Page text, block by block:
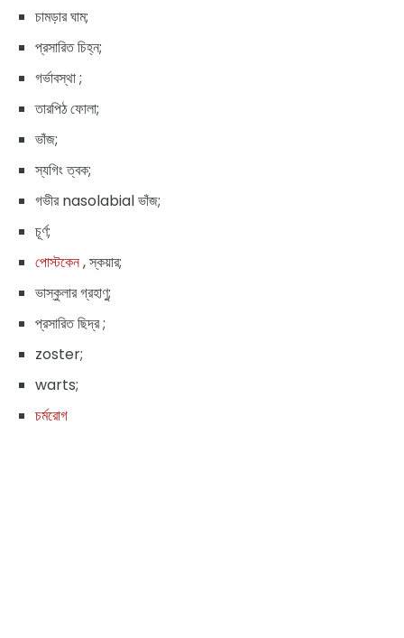
চামড়ার ঘাম;
প্রসারিত চিহ্ন;
গর্ভাবস্থা ;
তারপিঠ ফোলা;
ভাঁজ;
স্যগিং ত্বক;
গভীর nasolabial ভাঁজ;
চূর্ণ;
পোস্টকেন, স্কয়ার;
ভাস্কুলার গ্রহাণু;
প্রসারিত ছিদ্র ;
zoster;
warts;
চর্মরোগ